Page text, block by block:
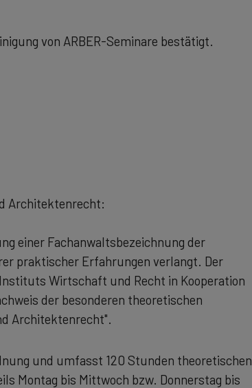
von ARBER-Seminare bestätigt.
Architektenrecht:
einer Fachanwaltsbezeichnung der
praktischer Erfahrungen verlangt. Der
Wirtschaft und Recht in Kooperation
der besonderen theoretischen
Architektenrecht".
und umfasst 120 Stunden theoretischen
Montag bis Mittwoch bzw. Donnerstag bis